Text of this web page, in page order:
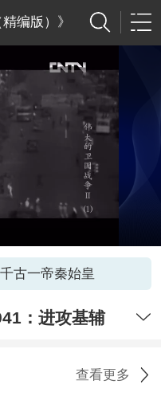
编版）》
古一帝秦始皇
：进攻基辅
查看更多